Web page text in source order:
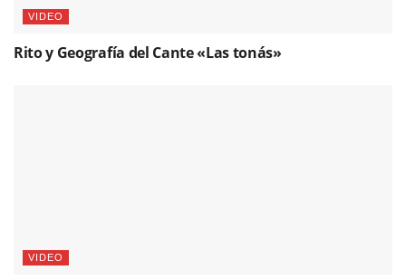
VIDEO
Rito y Geografía del Cante «Las tonás»
VIDEO